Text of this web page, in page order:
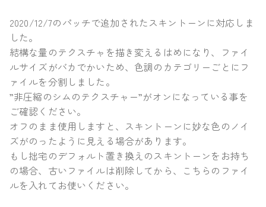
2020/12/7のパッチで追加されたスキントーンに対応しま
した。
結構な量のテクスチャを描き変えるはめになり、ファイ
ルサイズがバカでかいため、色調のカテゴリーごとにフ
ァイルを分割しました。
”非圧縮のシムのテクスチャー”がオンになっている事を
ご確認ください。
オフのまま使用しますと、スキントーンに妙な色のノイ
ズがのったように見える場合があります。
もし拙宅のデフォルト置き換えのスキントーンをお持ち
の場合、古いファイルは削除してから、こちらのファイ
ルを入れてお使いください。